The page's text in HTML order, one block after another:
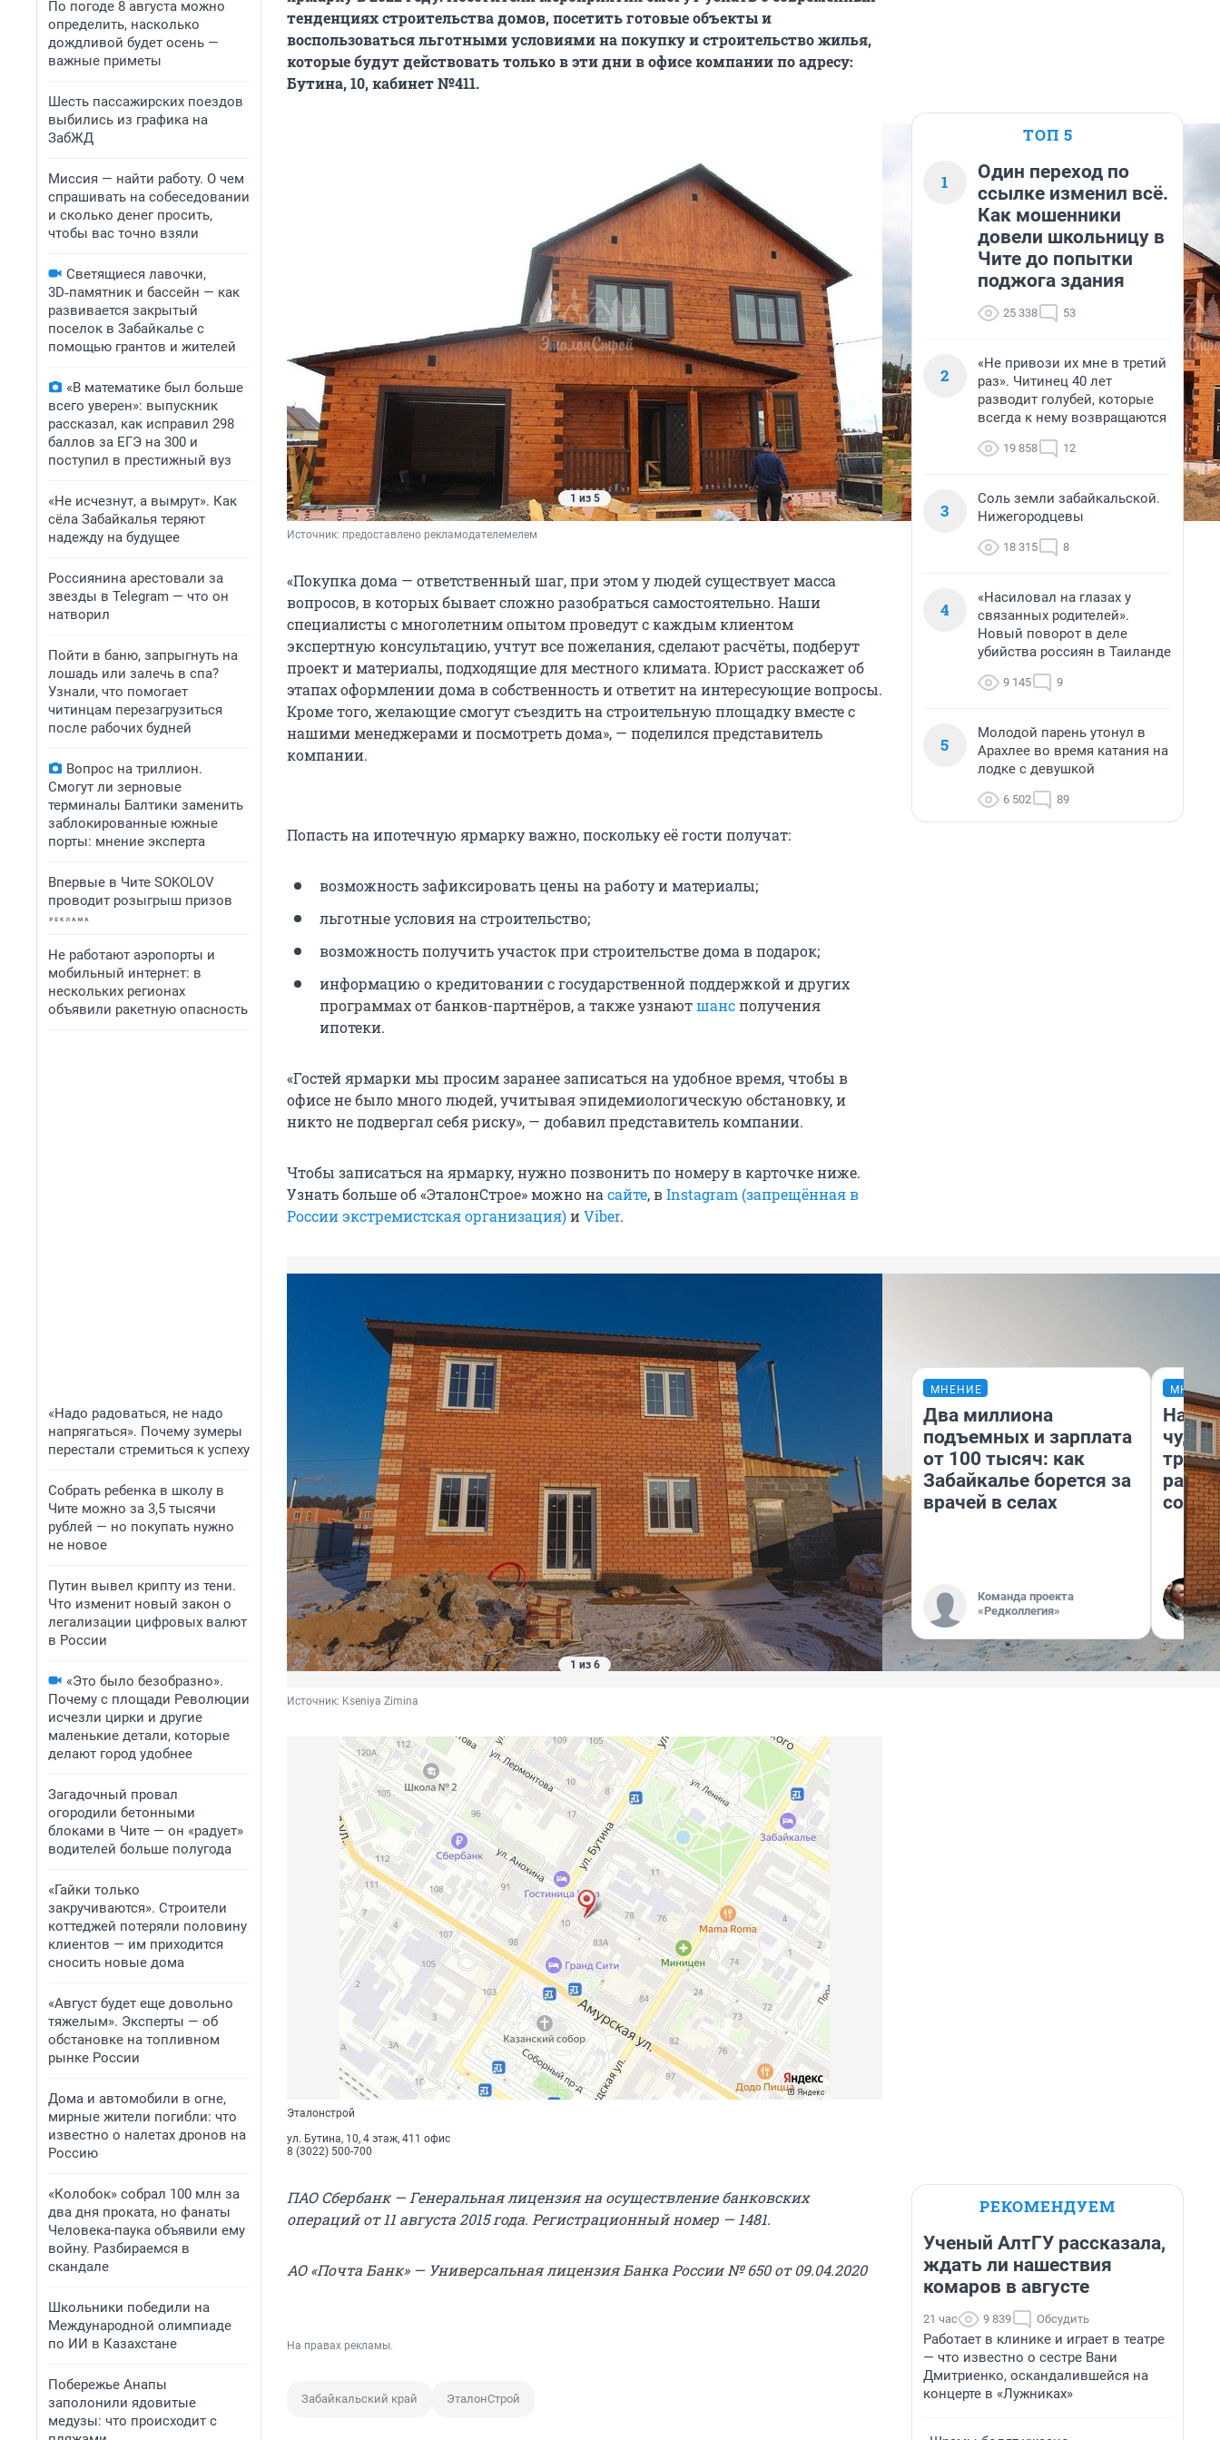
По погоде 8 августа можно
определить, насколько
дождливой будет осень —
важные приметы
Шесть пассажирских поездов
выбились из графика на
ЗабЖД
Миссия — найти работу. О чем
спрашивать на собеседовании
и сколько денег просить,
чтобы вас точно взяли
Светящиеся лавочки,
3D‑памятник и бассейн — как
развивается закрытый
поселок в Забайкалье с
помощью грантов и жителей
«В математике был больше
всего уверен»: выпускник
рассказал, как исправил 298
баллов за ЕГЭ на 300 и
поступил в престижный вуз
«Не исчезнут, а вымрут». Как
сёла Забайкалья теряют
надежду на будущее
Россиянина арестовали за
звезды в Telegram — что он
натворил
Пойти в баню, запрыгнуть на
лошадь или залечь в спа?
Узнали, что помогает
читинцам перезагрузиться
после рабочих будней
Вопрос на триллион.
Смогут ли зерновые
терминалы Балтики заменить
заблокированные южные
порты: мнение эксперта
Впервые в Чите SOKOLOV
проводит розыгрыш призов
Не работают аэропорты и
мобильный интернет: в
нескольких регионах
объявили ракетную опасность
«Надо радоваться, не надо
напрягаться». Почему зумеры
перестали стремиться к успеху
Собрать ребенка в школу в
Чите можно за 3,5 тысячи
рублей — но покупать нужно
не новое
Путин вывел крипту из тени.
Что изменит новый закон о
легализации цифровых валют
в России
«Это было безобразно».
Почему с площади Революции
исчезли цирки и другие
маленькие детали, которые
делают город удобнее
Загадочный провал
огородили бетонными
блоками в Чите — он «радует»
водителей больше полугода
«Гайки только
закручиваются». Строители
коттеджей потеряли половину
клиентов — им приходится
сносить новые дома
«Август будет еще довольно
тяжелым». Эксперты — об
обстановке на топливном
рынке России
Дома и автомобили в огне,
мирные жители погибли: что
известно о налетах дронов на
Россию
«Колобок» собрал 100 млн за
два дня проката, но фанаты
Человека-паука объявили ему
войну. Разбираемся в
скандале
Школьники победили на
Международной олимпиаде
по ИИ в Казахстане
Побережье Анапы
заполонили ядовитые
медузы: что происходит с
тенденциях строительства домов, посетить готовые объекты и
воспользоваться льготными условиями на покупку и строительство жилья,
которые будут действовать только в эти дни в офисе компании по адресу:
Бутина, 10, кабинет №411.
1 из 5
Источник: предоставлено рекламодателемелем
«Покупка дома — ответственный шаг, при этом у людей существует масса
вопросов, в которых бывает сложно разобраться самостоятельно. Наши
специалисты с многолетним опытом проведут с каждым клиентом
экспертную консультацию, учтут все пожелания, сделают расчёты, подберут
проект и материалы, подходящие для местного климата. Юрист расскажет об
этапах оформлении дома в собственность и ответит на интересующие вопросы.
Кроме того, желающие смогут съездить на строительную площадку вместе с
нашими менеджерами и посмотреть дома», — поделился представитель
компании.
Попасть на ипотечную ярмарку важно, поскольку её гости получат:
возможность зафиксировать цены на работу и материалы;
льготные условия на строительство;
возможность получить участок при строительстве дома в подарок;
информацию о кредитовании с государственной поддержкой и других
программах от банков-партнёров, а также узнаютшансполучения
ипотеки.
«Гостей ярмарки мы просим заранее записаться на удобное время, чтобы в
офисе не было много людей, учитывая эпидемиологическую обстановку, и
никто не подвергал себя риску», — добавил представитель компании.
Чтобы записаться на ярмарку, нужно позвонить по номеру в карточке ниже.
Узнать больше об «ЭталонСтрое» можно на сайте, вInstagram (запрещённая в
России экстремистская организация)иViber.
1 из 6
Источник: Kseniya Zimina
Эталонстрой
ул. Бутина, 10, 4 этаж, 411 офис
8 (3022) 500-700
ПАО Сбербанк — Генеральная лицензия на осуществление банковских
операций от 11 августа 2015 года. Регистрационный номер — 1481.
АО «Почта Банк» — Универсальная лицензия Банка России № 650 от 09.04.2020
На правах рекламы.
Забайкальский край ЭталонСтрой
ТОП 5
1
Один переход по
ссылке изменил всё.
Как мошенники
довели школьницу в
Чите до попытки
поджога здания
25 338 53
2
«Не привози их мне в третий
раз». Читинец 40 лет
разводит голубей, которые
всегда к нему возвращаются
19 858 12
3
Соль земли забайкальской.
Нижегородцевы
18 315 8
4
«Насиловал на глазах у
связанных родителей».
Новый поворот в деле
убийства россиян в Таиланде
9 145 9
5
Молодой парень утонул в
Арахлее во время катания на
лодке с девушкой
6 502 89
МНЕНИЕ
Два миллиона
подъемных и зарплата
от 100 тысяч: как
Забайкалье борется за
врачей в селах
Команда проекта
«Редколлегия»
РЕКОМЕНДУЕМ
Ученый АлтГУ рассказала,
ждать ли нашествия
комаров в августе
21 час 9 839 Обсудить
Работает в клинике и играет в театре
— что известно о сестре Вани
Дмитриенко, оскандалившейся на
концерте в «Лужниках»